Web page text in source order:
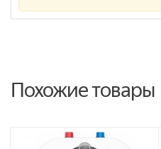
Похожие товары